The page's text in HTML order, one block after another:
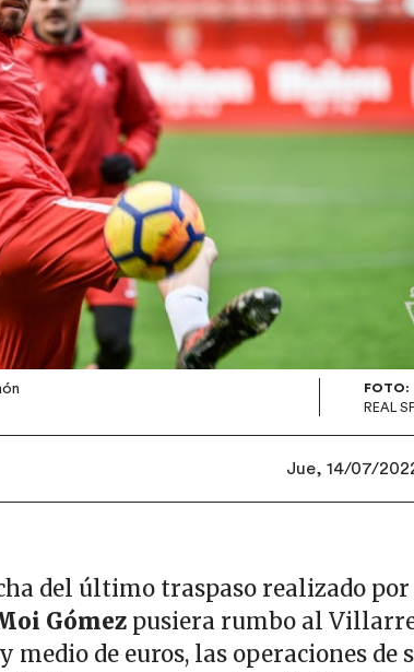
FOTO:
REAL
Jue, 14/07/
del último traspaso realizado por
Gómez pusiera rumbo al
medio de euros, las operaciones de